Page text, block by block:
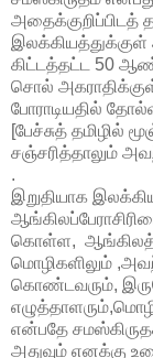
அதைக்குறிப்பிடத்
கிட்டத்தட்ட 50
சொல்
போராடியதில்
[பேச்சுத் தமிழில்
சஞ்சரித்தாலும்
.
இறுதியாக
கொள்ள,
மொழிகளிலும்
கொண்டவரும்,
என்பதே
அதுவும் எனக்கு